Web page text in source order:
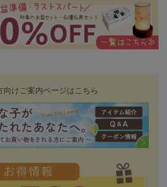
向けご案内ページはこちら